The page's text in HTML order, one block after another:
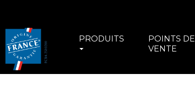
PRODUITS
POINTS DE
VENTE